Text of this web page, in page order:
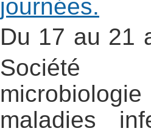
Du 17 au 21
Société
maladies